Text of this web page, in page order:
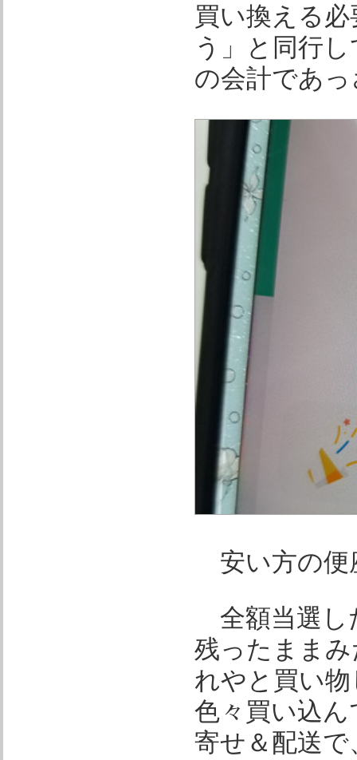
買い換える
う」と同行
の会計であ
安い方の便
全額当選し
残ったまま
れやと買い
色々買い込
寄せ＆配送